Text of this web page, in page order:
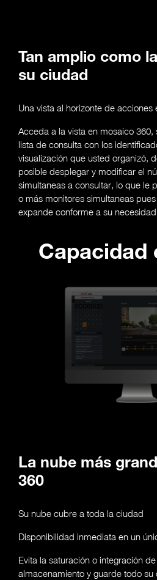
Tan amplio como
su ciudad
Una vista al horizonte de
Acceda a la vista en mosaico 360,
lista de consulta con los
visualización que usted organizó,
posible desplegar y modificar el
simultaneas a consultar, lo que le
o más monitores simultaneas
expande conforme a su necesidad
Capacidad
La nube más
360
Su nube cubre a toda la ciudad
Disponibilidad inmediata en un
Evita la saturación o integración
almacenamiento y guarde todo su